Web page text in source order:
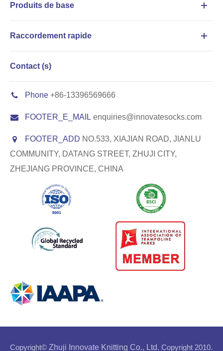
Produits de base
Raccordement rapide
Contact (s)
Phone +86-13396569666
FOOTER_E_MAIL enquiries@innovatesocks.com
FOOTER_ADD NO.533, XIAJIAN ROAD, JIANLU
COMMUNITY, DATANG STREET, ZHUJI CITY,
ZHEJIANG PROVINCE, CHINA
Copyright© Zhuji Innovate Knitting Co., Ltd. Copyright 2010.